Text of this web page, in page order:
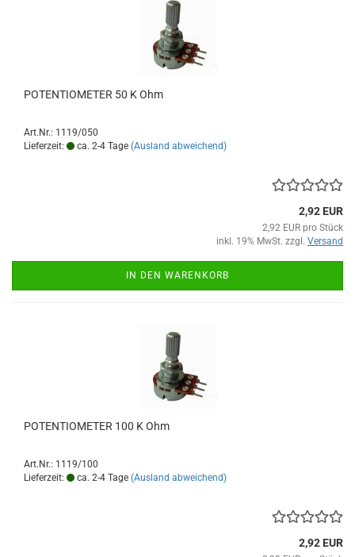
POTENTIOMETER 50 K Ohm
Art.Nr.: 1119/050
Lieferzeit:
ca. 2-4 Tage (Ausland abweichend)
2,92 EUR
2,92 EUR pro Stück
inkl. 19% MwSt. zzgl. Versand
IN DEN WARENKORB
POTENTIOMETER 100 K Ohm
Art.Nr.: 1119/100
Lieferzeit:
ca. 2-4 Tage (Ausland abweichend)
2,92 EUR